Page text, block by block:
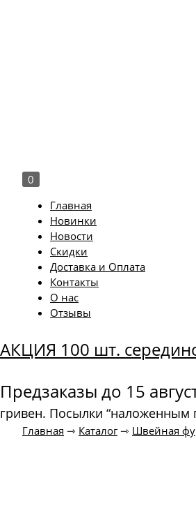
0
Главная
Новинки
Новости
Скидки
Доставка и Оплата
Контакты
О нас
Отзывы
АКЦИЯ 100 шт.
Предзаказы до 15
гривен. Посылки “наложенным
Главная ⇾ Каталог⇾ Швейная